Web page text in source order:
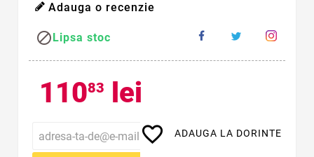
Adauga o recenzie
Lipsa stoc
11083 lei
favorite_border ADAUGA LA DORINTE